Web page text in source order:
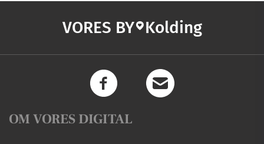
VORES BY Kolding
OM VORES DIGITAL